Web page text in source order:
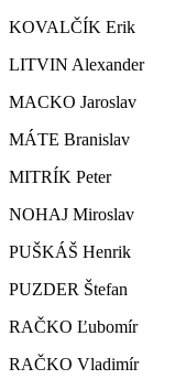
KOVALČÍK Erik
LITVIN Alexander
MACKO Jaroslav
MÁTE Branislav
MITRÍK Peter
NOHAJ Miroslav
PUŠKÁŠ Henrik
PUZDER Štefan
RAČKO Ľubomír
RAČKO Vladimír